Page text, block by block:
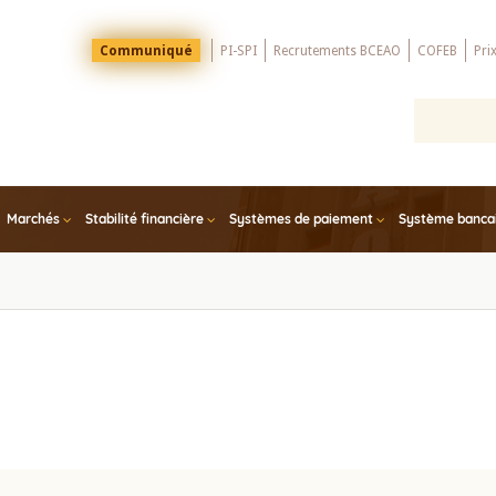
Menu
Top
Communiqué PI-SPI Recrutements BCEAO COFEB
Marchés Stabilité financière Systèmes de paiement Système